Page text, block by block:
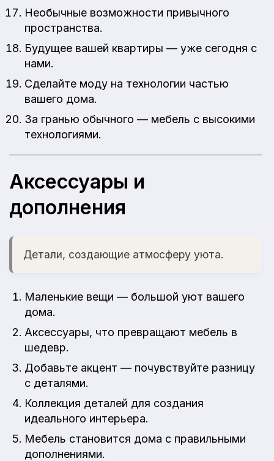
Необычные возможности привычного
пространства.
Будущее вашей квартиры — уже сегодня с
нами.
Сделайте моду на технологии частью
вашего дома.
За гранью обычного — мебель с высокими
технологиями.
Аксессуары и
дополнения
Детали, создающие атмосферу уюта.
Маленькие вещи — большой уют вашего
дома.
Аксессуары, что превращают мебель в
шедевр.
Добавьте акцент — почувствуйте разницу
с деталями.
Коллекция деталей для создания
идеального интерьера.
Мебель становится дома с правильными
дополнениями.